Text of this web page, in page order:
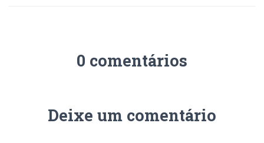
0 comentários
Deixe um comentário